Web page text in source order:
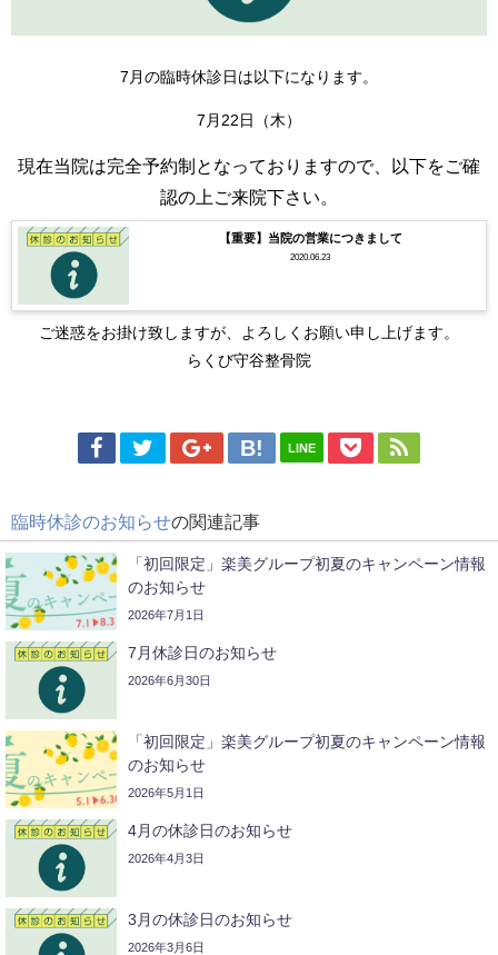
7月の臨時休診日は以下になります。
7月22日（木）
現在当院は完全予約制となっておりますので、以下をご確
認の上ご来院下さい。
【重要】当院の営業につきまして
2020.06.23
ご迷惑をお掛け致しますが、よろしくお願い申し上げます。
らくび守谷整骨院
LINE
臨時休診のお知らせの関連記事
「初回限定」楽美グループ初夏のキャンペーン情報
のお知らせ
2026年7月1日
7月休診日のお知らせ
2026年6月30日
「初回限定」楽美グループ初夏のキャンペーン情報
のお知らせ
2026年5月1日
4月の休診日のお知らせ
2026年4月3日
3月の休診日のお知らせ
2026年3月6日